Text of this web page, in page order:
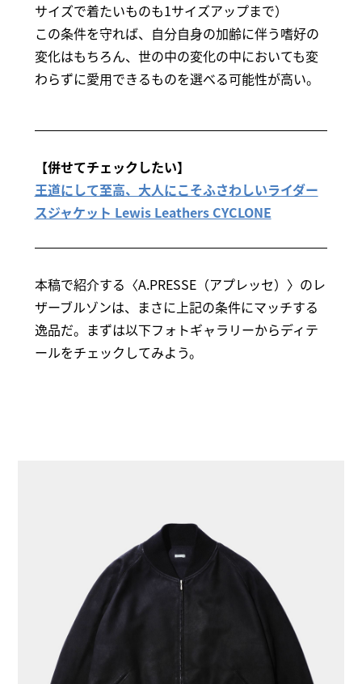
サイズで着たいものも1サイズアップまで）
この条件を守れば、自分自身の加齢に伴う嗜好の
変化はもちろん、世の中の変化の中においても変
わらずに愛用できるものを選べる可能性が高い。
【併せてチェックしたい】
王道にして至高、大人にこそふさわしいライダー
スジャケット Lewis Leathers CYCLONE
本稿で紹介する〈A.PRESSE（アプレッセ）〉のレ
ザーブルゾンは、まさに上記の条件にマッチする
逸品だ。まずは以下フォトギャラリーからディテ
ールをチェックしてみよう。